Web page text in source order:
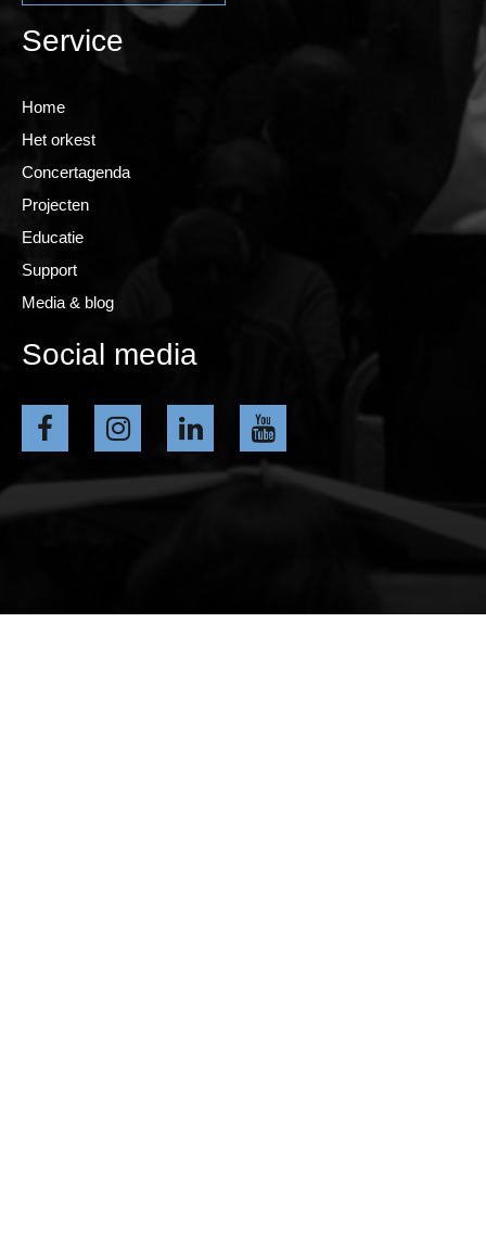
Service
Home
Het orkest
Concertagenda
Projecten
Educatie
Support
Media & blog
Social media